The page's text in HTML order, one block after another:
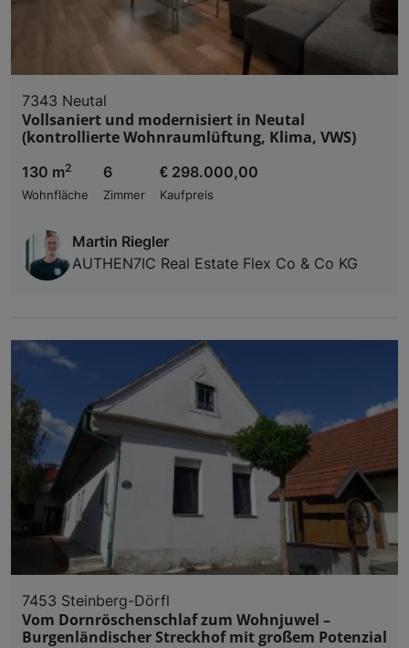
7343 Neutal
Vollsaniert und modernisiert in Neutal
(kontrollierte Wohnraumlüftung, Klima, VWS)
130 m2
Wohnfläche
6
Zimmer
€ 298.000,00
Kaufpreis
Martin Riegler
AUTHEN7IC Real Estate Flex Co & Co KG
7453 Steinberg-Dörfl
Vom Dornröschenschlaf zum Wohnjuwel –
Burgenländischer Streckhof mit großem Potenzial